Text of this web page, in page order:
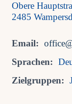
Obere
2485
Email:
Sprachen:
Zielgruppen: